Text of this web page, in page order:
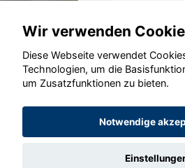
© konjunkturmotor.de
Wir verwenden
Diese Webseite verwendet
Technologien, um die
um Zusatzfunktionen zu bieten.
Notwendige